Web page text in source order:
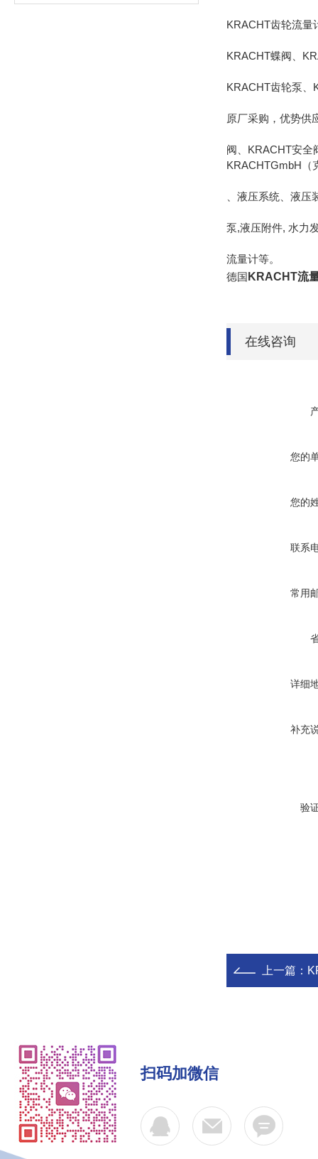
KRACHT齿轮流量
KRACHT蝶阀、
KRACHT齿轮泵、
原厂采购，优势供
阀、KRACHT安全
KRACHTGmbH（
、液压系统、液
泵,液压附件, 水力
流量计等。
德国 KRACHT流
在线咨询
您的
您的
联系
常用
详细
补充
验
上一篇：
扫码加微信